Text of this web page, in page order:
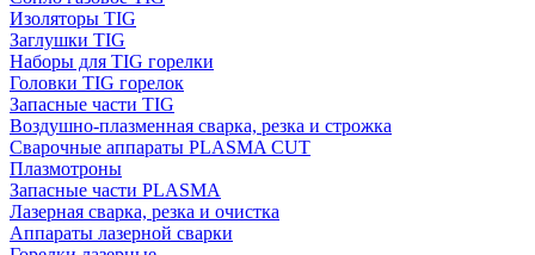
Изоляторы TIG
Заглушки TIG
Наборы для TIG горелки
Головки TIG горелок
Запасные части TIG
Воздушно-плазменная сварка, резка и строжка
Сварочные аппараты PLASMA CUT
Плазмотроны
Запасные части PLASMA
Лазерная сварка, резка и очистка
Аппараты лазерной сварки